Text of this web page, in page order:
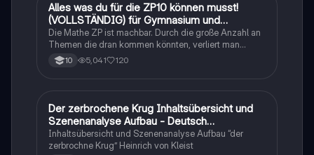
Mathe
Alles was du für die ZP10 können musst!
(VOLLSTÄNDIG) für Gymnasium und
Realschule
Die Mathe ZP ist machbar. Durch die große Anzahl an
Themen die dran kommen könnten, verliert man
schnell den Überblick. Also habe ich von den kleinsten
Themen bis hin zu den größten alles
10 5,041 120
Deutsch
Der zerbrochene Krug Inhaltsübersicht und
Szenenanalyse Aufbau - Deutsch
Q1/Q2/Abitur
Inhaltsübersicht und Szenenanalyse Aufbau “der
zerbrochne Krug” Heinrich von Kleist